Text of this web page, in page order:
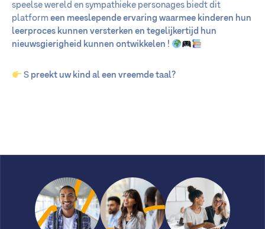
speelse wereld en sympathieke personages biedt dit
platform een meeslepende ervaring waarmee kinderen hun
leerproces kunnen versterken en tegelijkertijd hun
nieuwsgierigheid kunnen ontwikkelen !
S preekt uw kind al een vreemde taal?